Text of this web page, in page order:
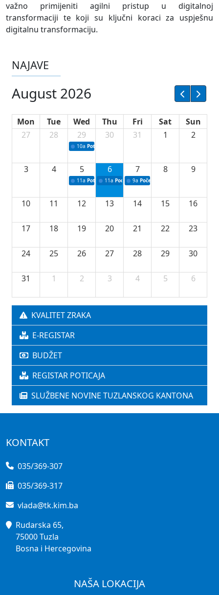
važno primijeniti agilni pristup u digitalnoj
transformaciji te koji su ključni koraci za uspješnu
digitalnu transformaciju.
NAJAVE
August 2026
Mon Tue Wed Thu Fri Sat
Sun
27
28 29
10a Potpisivanje ugovora sa neprofitnim
30 31 1 2
3 4 5
11a Potpisivanje ugovora o stipendijama za
6
11a Podrška razvoju vodne infrastrukture u
7
9a Početak izgradnje nove
8 9
10 11 12 13 14 15 16
17 18 19 20 21 22 23
24 25 26 27 28 29 30
31 1 2 3 4 5 6
KVALITET ZRAKA
E-REGISTAR
BUDŽET
REGISTAR POTICAJA
SLUŽBENE NOVINE TUZLANSKOG KANTONA
KONTAKT
035/369-307
035/369-317
vlada@tk.kim.ba
Rudarska 65,
75000 Tuzla
Bosna i Hercegovina
NAŠA LOKACIJA